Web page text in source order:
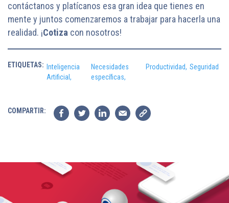
contáctanos y platícanos esa gran idea que tienes en
mente y juntos comenzaremos a trabajar para hacerla una
realidad. ¡Cotiza con nosotros!
ETIQUETAS: Inteligencia
Artificial,
Necesidades
específicas,
Productividad, Seguridad
COMPARTIR: